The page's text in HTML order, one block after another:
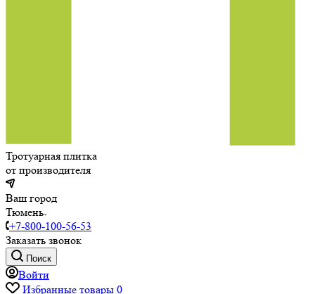
Тротуарная плитка
от производителя
Ваш город
Тюмень
+7-800-100-56-53
Заказать звонок
Поиск
Войти
Избранные товары 0